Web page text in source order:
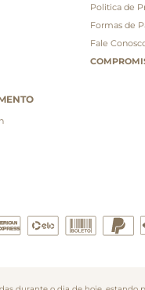
Politica de
Formas de
Fale